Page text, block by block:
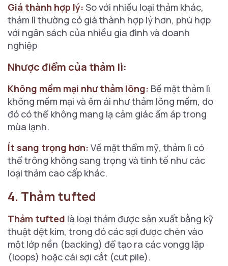
Giá thành hợp lý: So với nhiều loại thảm khác,
thảm lì thường có giá thành hợp lý hơn, phù hợp
với ngân sách của nhiều gia đình và doanh
nghiệp
Nhược điểm của thảm lì:
Không mềm mại như thảm lông: Bề mặt thảm lì
không mềm mại và êm ái như thảm lông mềm, do
đó có thể không mang lạ cảm giác ấm áp trong
mùa lạnh.
Ít sang trọng hơn: Về mặt thẩm mỹ, thảm lì có
thể trông không sang trọng và tinh tế như các
loại thảm cao cấp khác.
4. Thảm tufted
Thảm tufted là loại thảm được sản xuất bằng kỹ
thuật dệt kim, trong đó các sợi được chèn vào
một lớp nền (backing) để tạo ra các vongg lặp
(loops) hoặc cái sợi cắt (cut pile).